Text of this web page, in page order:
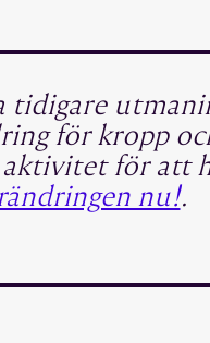
tidigare
för kropp
för att
nu!.